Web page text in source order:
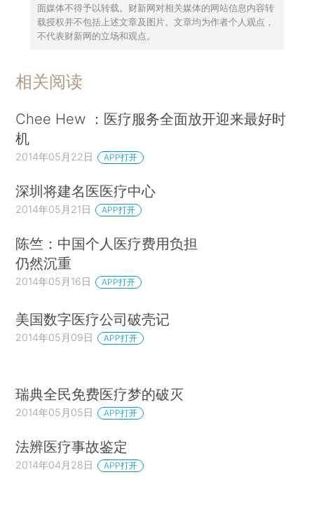
面媒体不得予以转载。财新网对相关媒体的网站信息内容转
载授权并不包括上述文章及图片。文章均为作者个人观点，
不代表财新网的立场和观点。
相关阅读
Chee Hew ：医疗服务全面放开迎来最好时
机
2014年05月22日 APP打开
深圳将建名医医疗中心
2014年05月21日 APP打开
陈竺：中国个人医疗费用负担
仍然沉重
2014年05月16日 APP打开
美国数字医疗公司破壳记
2014年05月09日 APP打开
瑞典全民免费医疗梦的破灭
2014年05月05日 APP打开
法辨医疗事故鉴定
2014年04月28日 APP打开